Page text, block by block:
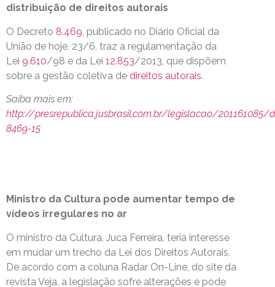
distribuição de direitos autorais
O Decreto 8.469 , publicado no Diário Oficial da
União de hoje, 23/6, traz a regulamentação da
Lei 9.610/98 e da Lei 12.853/2013, que dispõem
sobre a gestão coletiva de direitos autorais.
Saiba mais em:
http://presrepublica.jusbrasil.com.br/legislacao/201161085/
8469-15
Ministro da Cultura pode aumentar tempo de
vídeos irregulares no ar
O ministro da Cultura, Juca Ferreira, teria interesse
em mudar um trecho da Lei dos Direitos Autorais.
De acordo com a coluna Radar On-Line, do site da
revista Veja, a legislação sofre alterações e pode